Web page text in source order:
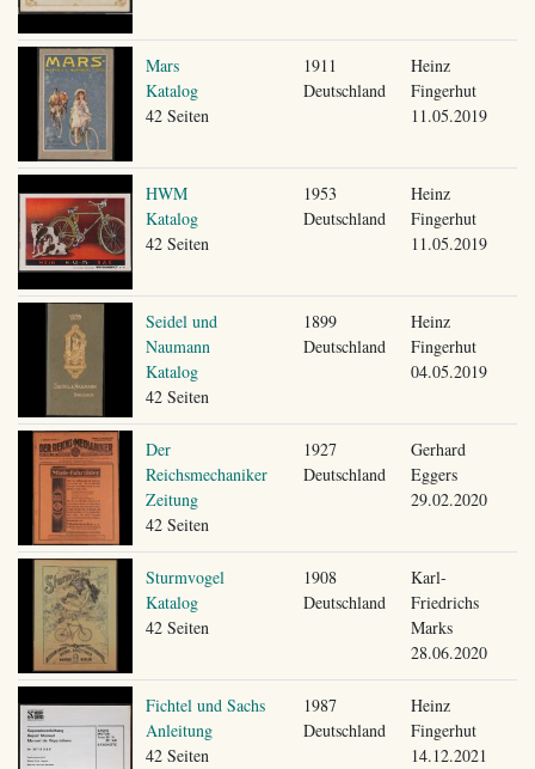
Mars
Katalog
42 Seiten
1911
Deutschland
Heinz
Fingerhut
11.05.2019
HWM
Katalog
42 Seiten
1953
Deutschland
Heinz
Fingerhut
11.05.2019
Seidel und
Naumann
Katalog
42 Seiten
1899
Deutschland
Heinz
Fingerhut
04.05.2019
Der
Reichsmechaniker
Zeitung
42 Seiten
1927
Deutschland
Gerhard
Eggers
29.02.2020
Sturmvogel
Katalog
42 Seiten
1908
Deutschland
Karl-
Friedrichs
Marks
28.06.2020
Fichtel und Sachs
Anleitung
42 Seiten
1987
Deutschland
Heinz
Fingerhut
14.12.2021